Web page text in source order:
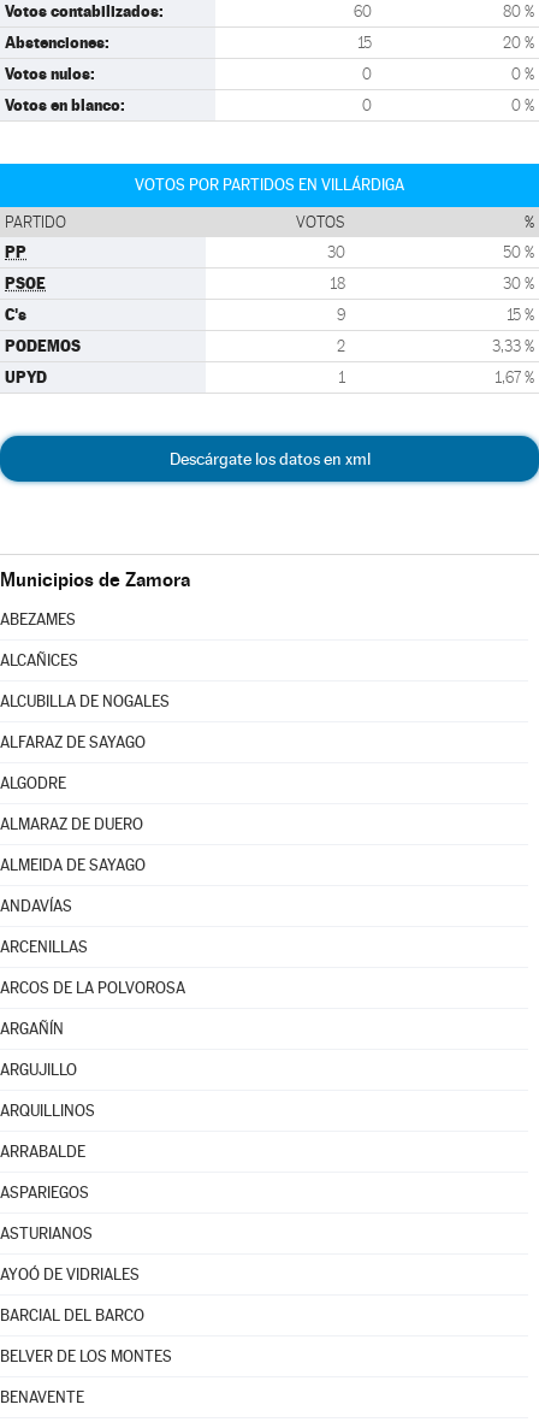
Votos contabilizados: 60 80 %
Abstenciones: 15 20 %
Votos nulos: 0 0 %
Votos en blanco: 0 0 %
VOTOS POR PARTIDOS EN VILLÁRDIGA
PARTIDO VOTOS %
PP 30 50 %
PSOE 18 30 %
C's 9 15 %
PODEMOS 2 3,33 %
UPYD 1 1,67 %
Descárgate los datos en xml
Municipios de Zamora
ABEZAMES
ALCAÑICES
ALCUBILLA DE NOGALES
ALFARAZ DE SAYAGO
ALGODRE
ALMARAZ DE DUERO
ALMEIDA DE SAYAGO
ANDAVÍAS
ARCENILLAS
ARCOS DE LA POLVOROSA
ARGAÑÍN
ARGUJILLO
ARQUILLINOS
ARRABALDE
ASPARIEGOS
ASTURIANOS
AYOÓ DE VIDRIALES
BARCIAL DEL BARCO
BELVER DE LOS MONTES
BENAVENTE